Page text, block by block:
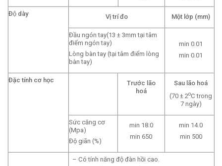
Độ dày Vị trí đo Một lớp (mm)
Đầu ngón tay(13 ± 3mm tại tâm
điểm ngón tay)
Lòng bàn tay (tại tâm điểm lòng
bàn tay)
min 0.01
min 0.01
Đặc tính cơ học
Trước lão
hoá
Sau lão hoá
(70 ± 2oC trong
7 ngày)
Sức căng cơ
(Mpa)
Độ giãn (%)
min 18.0
min 650
min 14.0
min 500
– Có tính năng độ đàn hồi cao.